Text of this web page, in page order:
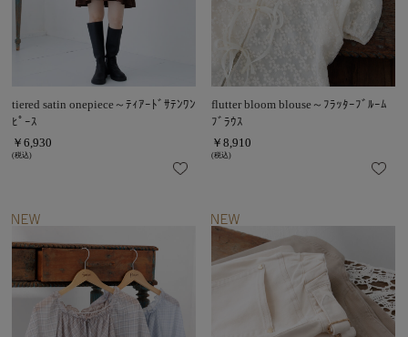
tiered satin onepiece～ﾃｨｱｰﾄﾞｻﾃﾝﾜﾝ
ﾋﾟｰｽ
￥6,930
(税込)
flutter bloom blouse～ﾌﾗｯﾀｰﾌﾞﾙｰﾑ
ﾌﾞﾗｳｽ
￥8,910
(税込)